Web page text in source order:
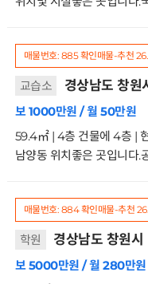
매물번호: 885확인매물-추천
교습소 경상남도 창원
보 1000만원 / 월 50만원
59.4㎡ | 4층 건물에 4층 |
매물번호: 884확인매물-추천
학원 경상남도 창원시
보 5000만원 / 월 280만원